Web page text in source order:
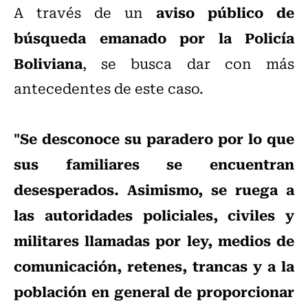
A través de un aviso público de
búsqueda emanado por la Policía
Boliviana, se busca dar con más
antecedentes de este caso.
"Se desconoce su paradero por lo que
sus familiares se encuentran
desesperados. Asimismo, se ruega a
las autoridades policiales, civiles y
militares llamadas por ley, medios de
comunicación, retenes, trancas y a la
población en general de proporcionar